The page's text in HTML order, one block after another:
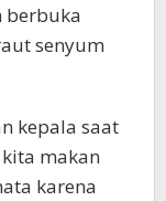
berbuka
senyum
kepala saat
makan
karena